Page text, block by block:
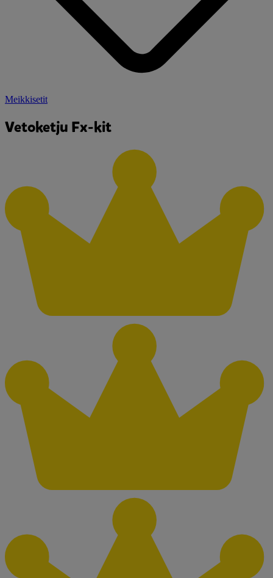
Meikkisetit
Vetoketju Fx-kit